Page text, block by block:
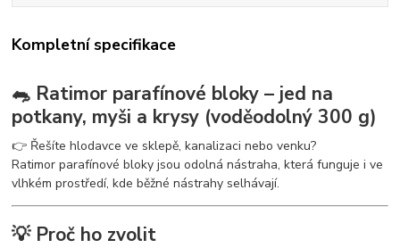
Kompletní specifikace
🐀 Ratimor parafínové bloky – jed na
potkany, myši a krysy (voděodolný 300 g)
👉 Řešíte hlodavce ve sklepě, kanalizaci nebo venku?
Ratimor parafínové bloky jsou odolná nástraha, která funguje i ve
vlhkém prostředí, kde běžné nástrahy selhávají.
💡 Proč ho zvolit